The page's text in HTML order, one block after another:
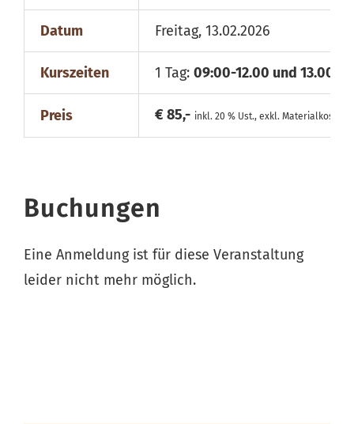
Datum Freitag, 13.02.2026
Kurszeiten 1 Tag: 09:00-12.00 und 13.00-
Preis € 85,- inkl. 20 % Ust., exkl. Materialkosten
Buchungen
Eine Anmeldung ist für diese Veranstaltung
leider nicht mehr möglich.